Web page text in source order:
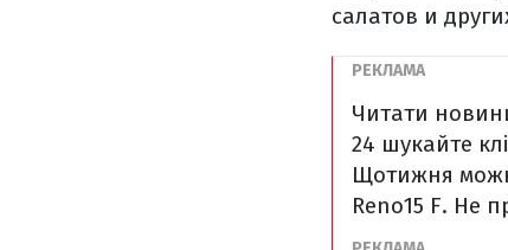
салатов и
Читати
24 шукайте
Щотижня
Reno15 F. Не